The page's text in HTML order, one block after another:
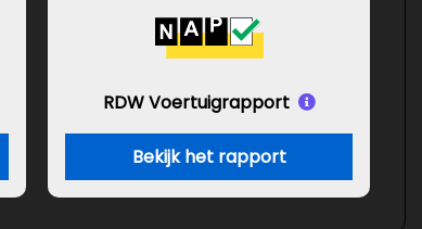
RDW Voertuigrapport
Bekijk het rapport